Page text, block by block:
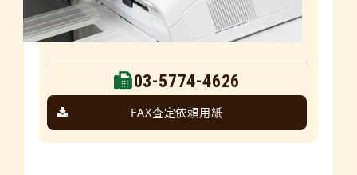
03-5774-4626
FAX査定依頼用紙